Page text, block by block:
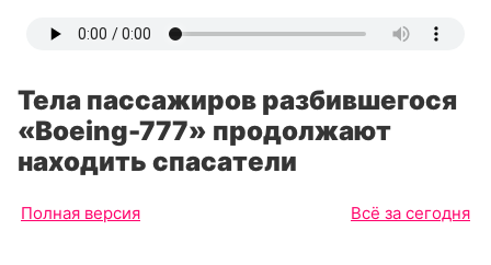
Тела пассажиров разбившегося
«Boeing-777» продолжают
находить спасатели
Полная версия Всё за сегодня